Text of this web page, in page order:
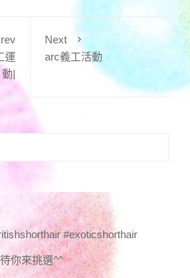
運
動|
Next
arc義工活動
#exoticshorthair
你來挑選^^